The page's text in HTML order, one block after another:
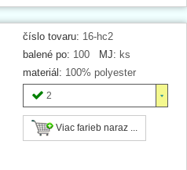
číslo tovaru: 16-hc2
balené po: 100 MJ: ks
materiál: 100% polyester
2
Viac farieb naraz ...